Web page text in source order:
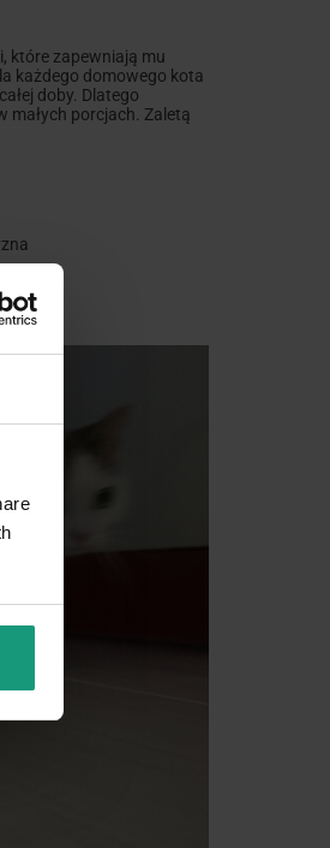
które zapewniają mu
każdego domowego kota
doby. Dlatego
małych porcjach. Zaletą